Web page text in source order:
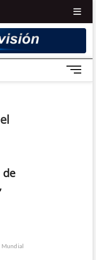
B
o
Mundial